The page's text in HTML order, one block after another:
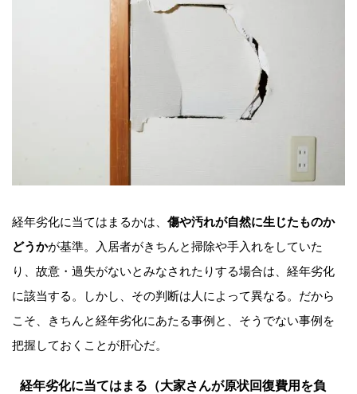
経年劣化に当てはまるかは、 傷や汚れが自然に生じたものか
どうかが基準。入居者がきちんと掃除や手入れをしていた
り、故意・過失がないとみなされたりする場合は、経年劣化
に該当する。しかし、その判断は人によって異なる。だから
こそ、きちんと経年劣化にあたる事例と、そうでない事例を
把握しておくことが肝心だ。
経年劣化に当てはまる（大家さんが原状回復費用を負